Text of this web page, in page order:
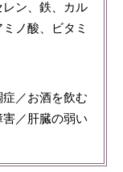
ン、鉄、カル
ノ酸、ビタミ
／お酒を飲む
／肝臓の弱い